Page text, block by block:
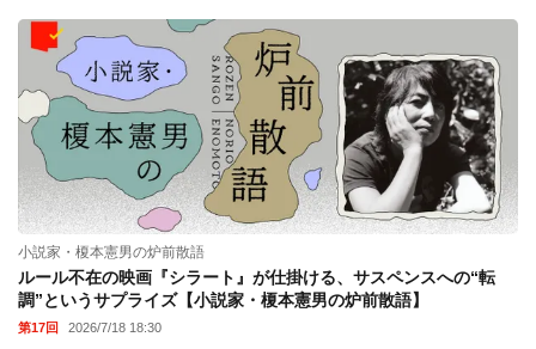
小説家・榎本憲男の炉前散語
ルール不在の映画『シラート』が仕掛ける、サスペンスへの“転
調”というサプライズ【小説家・榎本憲男の炉前散語】
第17回 2026/7/18 18:30